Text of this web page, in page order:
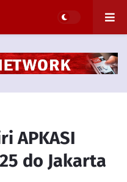
APKASI
do Jakarta